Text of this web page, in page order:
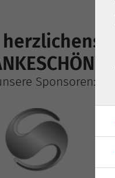
Sponsoren: